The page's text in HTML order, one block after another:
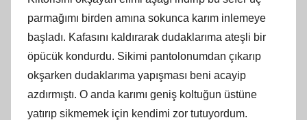
parmağımı birden amına sokunca karım inlemeye
başladı. Kafasını kaldırarak dudaklarıma ateşli bir
öpücük kondurdu. Sikimi pantolonumdan çıkarıp
okşarken dudaklarıma yapışması beni acayip
azdırmıştı. O anda karımı geniş koltuğun üstüne
yatırıp sikmemek için kendimi zor tutuyordum.